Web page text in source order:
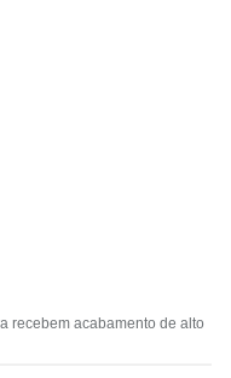
recebem acabamento de alto